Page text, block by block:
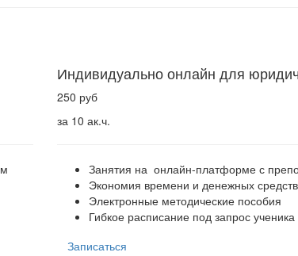
Индивидуально онлайн для
250 руб
за 10 ак.ч.
Занятия на онлайн-платформе с
Экономия времени и денежных средств
Электронные методические пособия
Гибкое расписание под запрос ученика
Записаться